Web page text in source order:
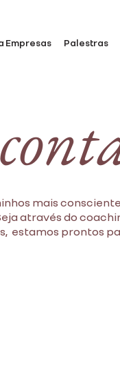
Empresas Palestras
mais
através do
estamos prontos